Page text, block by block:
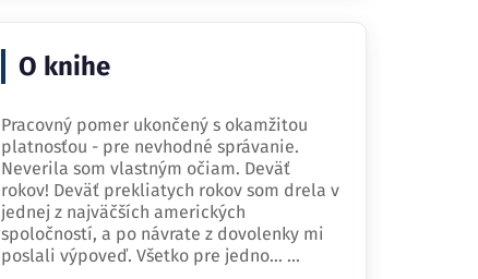
O knihe
Pracovný pomer ukončený s okamžitou
platnosťou - pre nevhodné správanie.
Neverila som vlastným očiam. Deväť
rokov! Deväť prekliatych rokov som drela v
jednej z najväčších amerických
spoločností, a po návrate z dovolenky mi
poslali výpoveď. Všetko pre jedno… ...